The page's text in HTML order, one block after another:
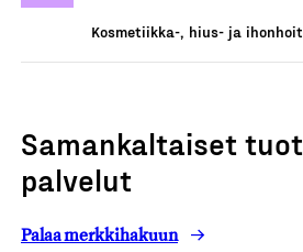
Kosmetiikka-, hius- ja
Samankaltaiset
palvelut
Palaa merkkihakuun